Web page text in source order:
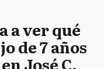
a ver qué
de 7 años
José C.